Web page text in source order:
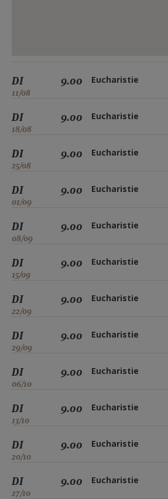
DI
11/08
9.00 Eucharistie
DI
18/08
9.00 Eucharistie
DI
25/08
9.00 Eucharistie
DI
01/09
9.00 Eucharistie
DI
08/09
9.00 Eucharistie
DI
15/09
9.00 Eucharistie
DI
22/09
9.00 Eucharistie
DI
29/09
9.00 Eucharistie
DI
06/10
9.00 Eucharistie
DI
13/10
9.00 Eucharistie
DI
20/10
9.00 Eucharistie
DI
27/10
9.00 Eucharistie